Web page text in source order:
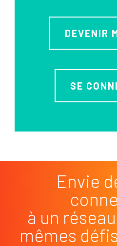
DEVENIR
SE
Envie
à un
mêmes